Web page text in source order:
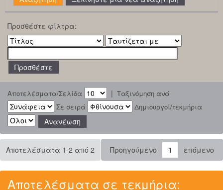
Προσθέστε φίλτρα:
Αποτελέσματα/Σελίδα | Ταξινόμηση ανά
Σε σειρά
Δημιουργοί/τεκμήρια
Αποτελέσματα 1-2 από 2 Προηγούμενο 1 επόμενο
Αποτελέσματα σε τεκμήρια: